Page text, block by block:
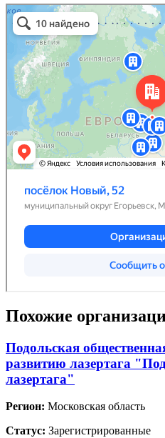
Похожие
Подольская
развитию лазертага
лазертага"
Регион: Московская область
Статус: Зарегистрированные